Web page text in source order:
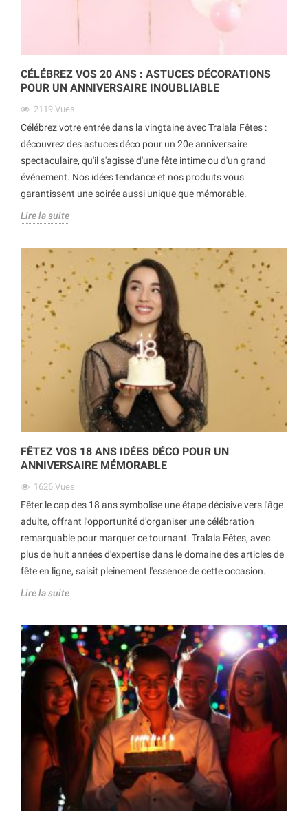
CÉLÉBREZ VOS 20 ANS : ASTUCES DÉCORATIONS
POUR UN ANNIVERSAIRE INOUBLIABLE
2119 Vues
Célébrez votre entrée dans la vingtaine avec Tralala Fêtes :
découvrez des astuces déco pour un 20e anniversaire
spectaculaire, qu'il s'agisse d'une fête intime ou d'un grand
événement. Nos idées tendance et nos produits vous
garantissent une soirée aussi unique que mémorable.
Lire la suite
FÊTEZ VOS 18 ANS IDÉES DÉCO POUR UN
ANNIVERSAIRE MÉMORABLE
1626 Vues
Fêter le cap des 18 ans symbolise une étape décisive vers l'âge
adulte, offrant l'opportunité d'organiser une célébration
remarquable pour marquer ce tournant. Tralala Fêtes, avec
plus de huit années d'expertise dans le domaine des articles de
fête en ligne, saisit pleinement l'essence de cette occasion.
Lire la suite